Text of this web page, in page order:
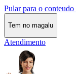
Pular para o
Tem no magalu
Atendimento